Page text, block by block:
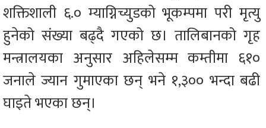
शक्तिशाली ६.० म्याग्निच्युडको भूकम्पमा परी मृत्यु
हुनेको संख्या बढ्दै गएको छ। तालिबानको गृह
मन्त्रालयका अनुसार अहिलेसम्म कम्तीमा ६१०
जनाले ज्यान गुमाएका छन् भने १,३०० भन्दा बढी
घाइते भएका छन्।